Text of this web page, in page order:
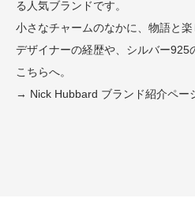
る人気ブランドです。
小さなチャームのなかに、物語と楽
デザイナーの経歴や、シルバー925
こちらへ。
→ Nick Hubbard ブランド紹介ペー